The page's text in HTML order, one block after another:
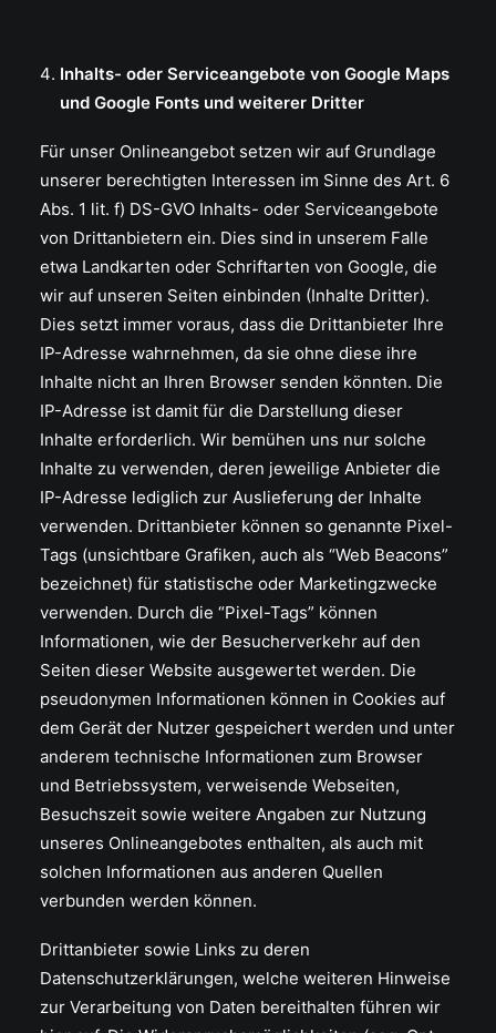
Inhalts- oder Serviceangebote von Google Maps
und Google Fonts und weiterer Dritter
Für unser Onlineangebot setzen wir auf Grundlage
unserer berechtigten Interessen im Sinne des Art. 6
Abs. 1 lit. f) DS-GVO Inhalts- oder Serviceangebote
von Drittanbietern ein. Dies sind in unserem Falle
etwa Landkarten oder Schriftarten von Google, die
wir auf unseren Seiten einbinden (Inhalte Dritter).
Dies setzt immer voraus, dass die Drittanbieter Ihre
IP-Adresse wahrnehmen, da sie ohne diese ihre
Inhalte nicht an Ihren Browser senden könnten. Die
IP-Adresse ist damit für die Darstellung dieser
Inhalte erforderlich. Wir bemühen uns nur solche
Inhalte zu verwenden, deren jeweilige Anbieter die
IP-Adresse lediglich zur Auslieferung der Inhalte
verwenden. Drittanbieter können so genannte Pixel-
Tags (unsichtbare Grafiken, auch als “Web Beacons”
bezeichnet) für statistische oder Marketingzwecke
verwenden. Durch die “Pixel-Tags” können
Informationen, wie der Besucherverkehr auf den
Seiten dieser Website ausgewertet werden. Die
pseudonymen Informationen können in Cookies auf
dem Gerät der Nutzer gespeichert werden und unter
anderem technische Informationen zum Browser
und Betriebssystem, verweisende Webseiten,
Besuchszeit sowie weitere Angaben zur Nutzung
unseres Onlineangebotes enthalten, als auch mit
solchen Informationen aus anderen Quellen
verbunden werden können.
Drittanbieter sowie Links zu deren
Datenschutzerklärungen, welche weiteren Hinweise
zur Verarbeitung von Daten bereithalten führen wir